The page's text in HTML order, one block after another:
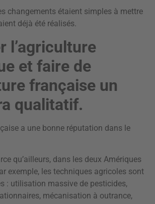
changements étaient simples à mettre
déjà été réalisés.
l’agriculture
et faire de
française un
qualitatif.
a une bonne réputation dans le
qu’ailleurs, dans les deux Amériques
exemple, les techniques agricoles sont
: utilisation massive de pesticides,
mécanisation à outrance,